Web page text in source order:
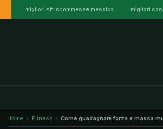
migliori siti scommesse messico migliori
Home Fitness Come guadagnare forza e massa